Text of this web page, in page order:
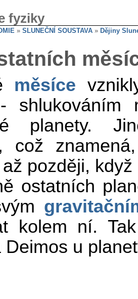
fyziky
» SLUNEČNÍ SOUSTAVA » Dějiny
měsíce
shlukováním
planety.
, což
později,
ostatních
kolem ní.
Deimos u